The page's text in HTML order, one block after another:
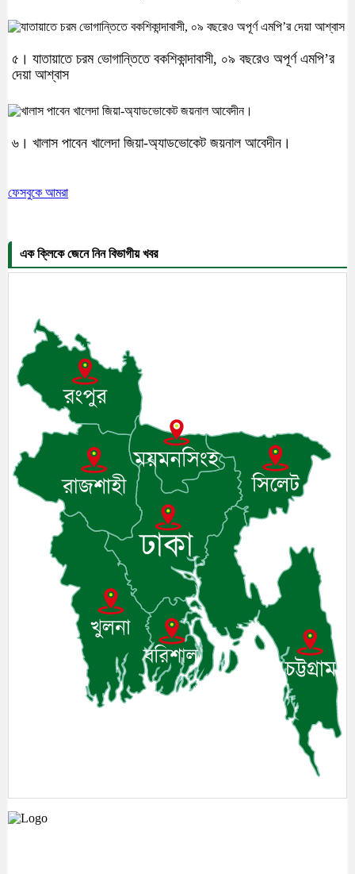
৫। যাতায়াতে চরম ভোগান্তিতে বকশিকান্দাবাসী, ০৯ বছরেও অপূর্ণ এমপি’র
দেয়া আশ্বাস
৬। খালাস পাবেন খালেদা জিয়া-অ্যাডভোকেট জয়নাল আবেদীন।
ফেসবুকে আমরা
এক ক্লিকে জেনে নিন বিভাগীয় খবর